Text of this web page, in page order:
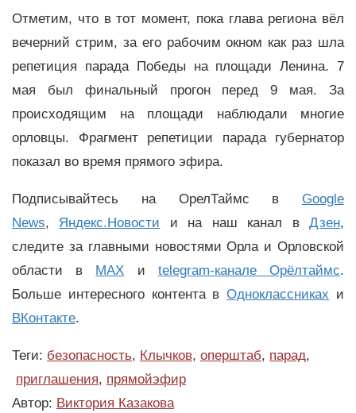
Отметим, что в тот момент, пока глава региона вёл
вечерний стрим, за его рабочим окном как раз шла
репетиция парада Победы на площади Ленина. 7
мая был финальный прогон перед 9 мая. За
происходящим на площади наблюдали многие
орловцы. Фрагмент репетиции парада губернатор
показал во время прямого эфира.
Подписывайтесь на ОрелТаймс в Google
News, Яндекс.Новости и на наш канал вДзен,
следите за главными новостями Орла и Орловской
области в MAX и telegram-канале Орёлтаймс.
Больше интересного контента вОдноклассниках и
ВКонтакте.
Теги: безопасность, Клычков, оперштаб, парад,
приглашения, прямойэфир
Автор: Виктория Казакова